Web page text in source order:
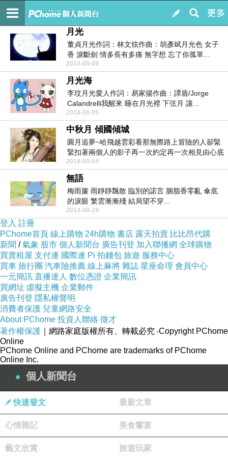
我的
訂閱
時光
月光
董貞月光作詞：林文炫作曲：胡彥斌月光色 女子
香 淚斷劍 情多長有多痛 無字想 忘了你孤單...
2014-09-09
月光海
李玟月光愛人作詞：易家揚作曲：譚盾/Jorge
Calandrelli我醒來 睡在月光裡 下弦月 讓...
2014-09-05
中秋月 傾國傾城
圓月追夢~哈飛越雲彩看那無際路上冒險的人卻緊
緊扣著兩個人的影子再一次約定再一次相見由心底
出發穿越過夏...
2014-09-04
無語
梅雨簾 雨靜靜飄散 臨別的諾言 胭脂香零亂 傘底
的淚眼 繁雲漸漸殘 結局望不穿...
2014-08-29
登入 註冊
PChome首頁 線上購物 24h購物 書店 露天拍賣 比比昂代購
新聞 /氣象 股市 個人新聞台 廣告刊登 加入聯播網 全球購物
買賣租屋 支付連 國際連 Pi 拍錢包 旅遊 服務中心
買車 旅行團 汽車險推薦 線上麻將 雜誌 星座命理 會員中心
一元簡訊 直播達人 數位憑證 企業簡訊
買網址 虛擬主機 企業郵件
廣告刊登 隱私權聲明
消費者保護 兒童網路安全
About PChome 投資人聯絡 徵才
著作權保護 ｜網路家庭版權所有、轉載必究 ‧Copyright PChome
Online
PChome Online and PChome are trademarks of PChome
Online Inc.
個人新聞台
快速發文 最新文章
心情雜記 美食饗宴
藝文欣賞 旅遊玩家